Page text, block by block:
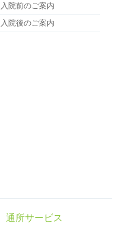
入院前のご案内
入院後のご案内
通所サービス